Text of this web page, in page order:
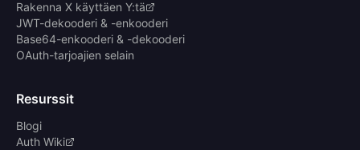
Rakenna X käyttäen Y:tä
JWT-dekooderi & -enkooderi
Base64-enkooderi & -dekooderi
OAuth-tarjoajien selain
Resurssit
Blogi
Auth Wiki